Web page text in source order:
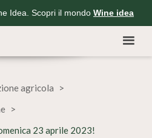
Idea. Scopri il mondo Wine idea
agricola
23 aprile 2023!